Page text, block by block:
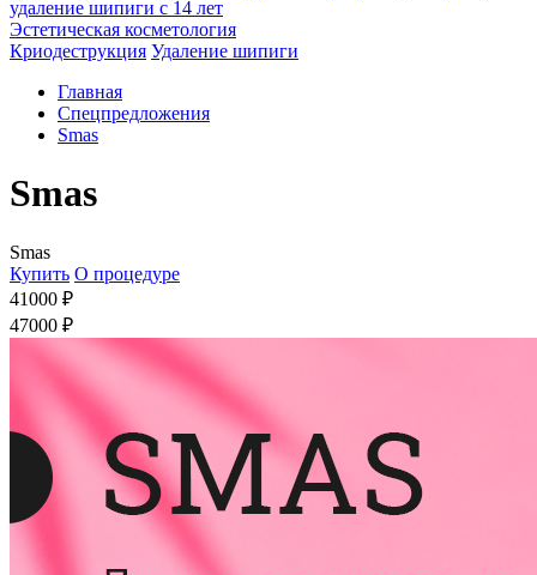
удаление шипиги с 14 лет
Эстетическая косметология
Криодеструкция Удаление шипиги
Главная
Спецпредложения
Smas
Smas
Smas
Купить О процедуре
41000 ₽
47000 ₽